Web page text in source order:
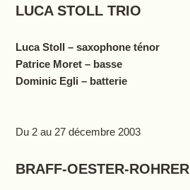
LUCA STOLL TRIO
Luca Stoll – saxophone ténor
Patrice Moret – basse
Dominic Egli – batterie
Du 2 au 27 décembre 2003
BRAFF-OESTER-ROHRER